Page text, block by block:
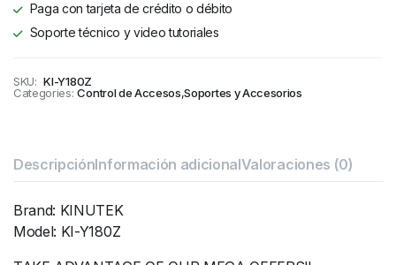
Paga con tarjeta de crédito o débito
Soporte técnico y video tutoriales
SKU: KI-Y180Z
Categories: Control de Accesos,Soportes y Accesorios
DescripciónInformación adicionalValoraciones (0)
Brand: KINUTEK
Model: KI-Y180Z